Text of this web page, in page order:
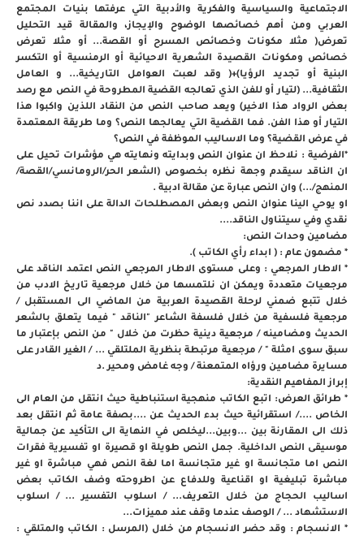
الاجتماعية والسياسية والفكرية والأدبية التي عرفتها بنيات المجتمع
العربي ومن أهم خصائصها الوضوح والإيجاز، والمقالة قيد التحليل
تعرض( مثلا مكونات وخصائص المسرح أو القصة... أو مثلا تعرض
خصائص ومكونات القصيدة الشعرية الاحيائية أو الرمنسية أو التكسر
البنية أو تجديد الرؤيا)+( وقد لعبت العوامل التاريخية... و العامل
الثقافية... (لتيار أو للفن الذي تعالجه القضية المطروحة في النص مع رصد
بعض الرواد هذا الاخير) ويعد صاحب النص من النقاد اللذين واكبوا هذا
التيار أو هذا الفن. فما القضية التي يعالجها النص؟ وما طريقة المعتمدة
في عرض القضية؟ وما الاساليب الموظفة في النص؟
*الفرضية : نلاحظ ان عنوان النص وبدايته ونهايته هي مؤشرات تحيل على
ان الناقد سيقدم وجهة نظره بخصوص (الشعر الحر/الرومانسي/القصة/
المنهج/...) وان النص عبارة عن مقالة ادبية .
او يوحي الينا عنوان النص وبعض المصطلحات الدالة على اننا بصدد نص
نقدي وفي سيتناول الناقد....
مضامين وحدات النص:
* مضمون عام : ( ابداء رأي الكاتب ).
* الاطار المرجعي : وعلى مستوى الاطار المرجعي النص اعتمد الناقد على
مرجعيات متعددة ويمكن ان نلتمسها من خلال مرجعية تاريخ الادب من
خلال تتبع ضمني لرحلة القصيدة العربية من الماضي الى المستقبل /
مرجعية فلسفية من خلال فلسفة الشاعر "الناقد " فيما يتعلق بالشعر
الحديث ومضامينه / مرجعية دينية حظرت من خلال " من النص بإعتبار ما
سبق سوى امثلة " / مرجعية مرتبطة بنظرية الملتلقي ... / الغير القادر على
مسايرة مضامين ورؤاه المتمعنة / وجه غامض ومحير .د
إبراز المفاهيم النقدية:
* طرائق العرض: اتبع الكاتب منهجية استنباطية حيث انتقل من العام الى
الخاص ..../ استقرائية حيث بدء الحديث عن ....بصفة عامة ثم انتقل بعد
ذلك الى المقارنة بين ...وبين...ليخلص في النهاية الى التأكيد عن جمالية
موسيقى النص الداخلية. جمل النص طويلة او قصيرة او تفسيرية فقرات
النص اما متجانسة او غير متجانسة اما لغة النص فهي مباشرة او غير
مباشرة تبليغية او اقناعية وللدفاع عن اطروحته وضف الكاتب بعض
اساليب الحجاج من خلال التعريف... / اسلوب التفسير ... / اسلوب
الاستشهاد ... / الوصف عندما وقف عند مميزات...
* الانسجام : وقد حضر الانسجام من خلال (المرسل : الكاتب والمتلقي :